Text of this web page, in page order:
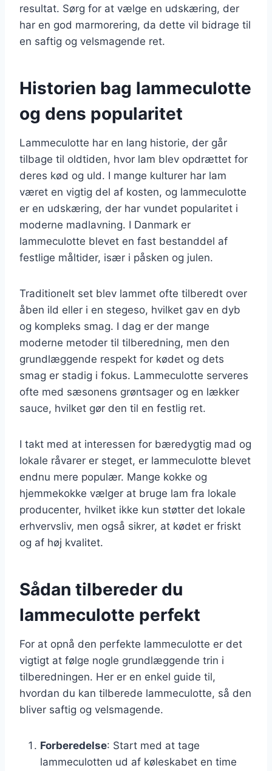
resultat. Sørg for at vælge en udskæring, der
har en god marmorering, da dette vil bidrage til
en saftig og velsmagende ret.
Historien bag lammeculotte
og dens popularitet
Lammeculotte har en lang historie, der går
tilbage til oldtiden, hvor lam blev opdrættet for
deres kød og uld. I mange kulturer har lam
været en vigtig del af kosten, og lammeculotte
er en udskæring, der har vundet popularitet i
moderne madlavning. I Danmark er
lammeculotte blevet en fast bestanddel af
festlige måltider, især i påsken og julen.
Traditionelt set blev lammet ofte tilberedt over
åben ild eller i en stegeso, hvilket gav en dyb
og kompleks smag. I dag er der mange
moderne metoder til tilberedning, men den
grundlæggende respekt for kødet og dets
smag er stadig i fokus. Lammeculotte serveres
ofte med sæsonens grøntsager og en lækker
sauce, hvilket gør den til en festlig ret.
I takt med at interessen for bæredygtig mad og
lokale råvarer er steget, er lammeculotte blevet
endnu mere populær. Mange kokke og
hjemmekokke vælger at bruge lam fra lokale
producenter, hvilket ikke kun støtter det lokale
erhvervsliv, men også sikrer, at kødet er friskt
og af høj kvalitet.
Sådan tilbereder du
lammeculotte perfekt
For at opnå den perfekte lammeculotte er det
vigtigt at følge nogle grundlæggende trin i
tilberedningen. Her er en enkel guide til,
hvordan du kan tilberede lammeculotte, så den
bliver saftig og velsmagende.
Forberedelse: Start med at tage
lammeculotten ud af køleskabet en time